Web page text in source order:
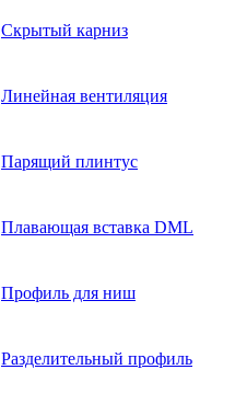
Скрытый карниз
Линейная вентиляция
Парящий плинтус
Плавающая вставка DML
Профиль для ниш
Разделительный профиль